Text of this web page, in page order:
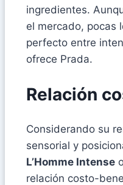
ingredientes.
el mercado, pocas
perfecto entre
ofrece Prada.
Relación
Considerando su
sensorial y
L’Homme Intense
relación costo-